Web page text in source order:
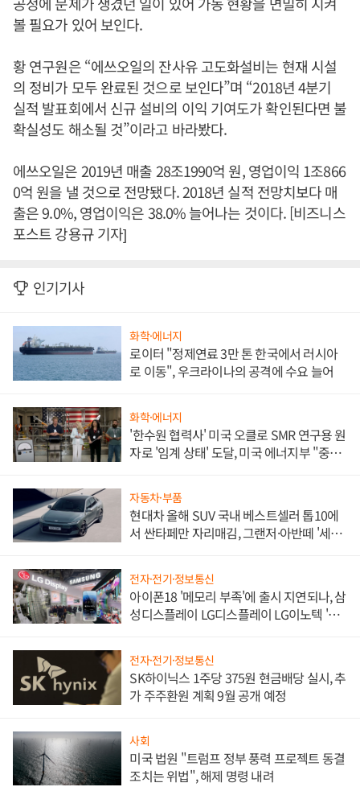
볼 필요가 있어 보인다.
황 연구원은 “에쓰오일의 잔사유 고도화설비는 현재 시설
의 정비가 모두 완료된 것으로 보인다”며 “2018년 4분기
실적 발표회에서 신규 설비의 이익 기여도가 확인된다면 불
확실성도 해소될 것”이라고 바라봤다.
에쓰오일은 2019년 매출 28조1990억 원, 영업이익 1조866
0억 원을 낼 것으로 전망됐다. 2018년 실적 전망치보다 매
출은 9.0%, 영업이익은 38.0% 늘어나는 것이다. [비즈니스
포스트 강용규 기자]
인기기사
화학·에너지
로이터 "정제연료 3만 톤 한국에서 러시아
로 이동", 우크라이나의 공격에 수요 늘어
화학·에너지
'한수원 협력사' 미국 오클로 SMR 연구용 원
자로 '임계 상태' 도달, 미국 에너지부 "중요
자동차·부품
현대차 올해 SUV 국내 베스트셀러 톱10에
서 싼타페만 자리매김, 그랜저·아반떼 '세단
전자·전기·정보통신
아이폰18 '메모리 부족'에 출시 지연되나, 삼
성디스플레이 LG디스플레이 LG이노텍 '탈
전자·전기·정보통신
SK하이닉스 1주당 375원 현금배당 실시, 추
가 주주환원 계획 9월 공개 예정
사회
미국 법원 "트럼프 정부 풍력 프로젝트 동결
조치는 위법", 해제 명령 내려